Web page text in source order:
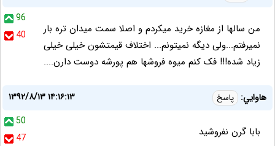
96
40
من سالها از مغازه خرید میکردم و اصلا سمت میدان تره بار
نمیرفتم...ولی دیگه نمیتونم... اختلاف قیمتشون خیلی خیلی
زیاد شده!!! فک کنم میوه فروشها هم پورشه دوست دارن....
هاوايي: پاسخ
۱۳۹۲/۸/۱۳ ۱۴:۱۶:۱۳
50
47
بابا گرن نفروشيد